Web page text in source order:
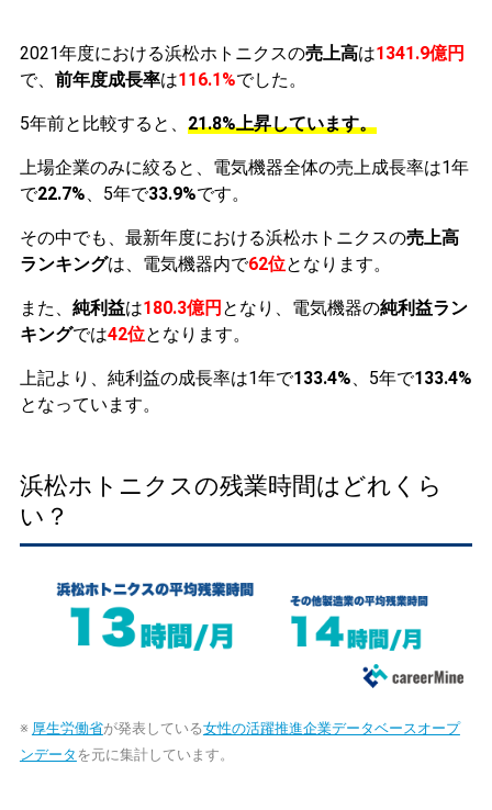
2021年度における浜松ホトニクスの売上高は1341.9億円
で、 前年度成長率は116.1%でした。
5年前と比較すると、 21.8%上昇しています。
上場企業のみに絞ると、電気機器全体の売上成長率は1年
で22.7%、5年で33.9%です。
その中でも、最新年度における浜松ホトニクスの売上高
ランキングは、電気機器内で62位となります。
また、 純利益は180.3億円 となり、電気機器の純利益ラン
キングでは42位となります。
上記より、純利益の成長率は1年で133.4%、5年で133.4%
となっています。
浜松ホトニクスの残業時間はどれくら
い？
※ 厚生労働省が発表している女性の活躍推進企業データベースオープ
ンデータ を元に集計しています。